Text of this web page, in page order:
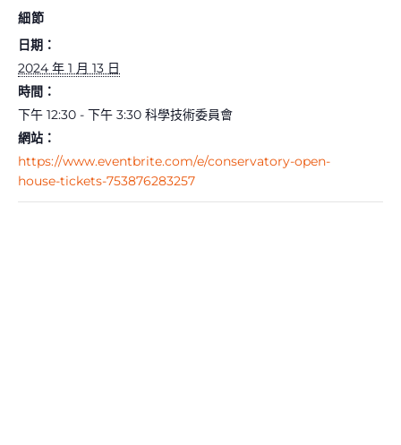
細節
日期：
2024 年 1 月 13 日
時間：
下午 12:30 - 下午 3:30 科學技術委員會
網站：
https://www.eventbrite.com/e/conservatory-open-
house-tickets-753876283257